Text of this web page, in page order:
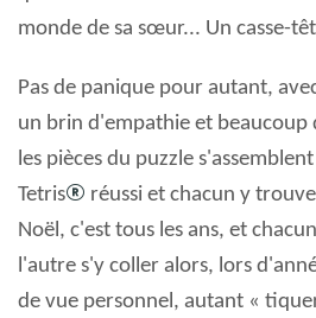
monde de sa sœur... Un casse-
Pas de panique pour autant,
un brin d'empathie et beaucoup
les pièces du puzzle
Tetris® réussi et chacun y
Noël, c'est tous les ans, et
l'autre s'y coller alors, lors
de vue personnel, autant «